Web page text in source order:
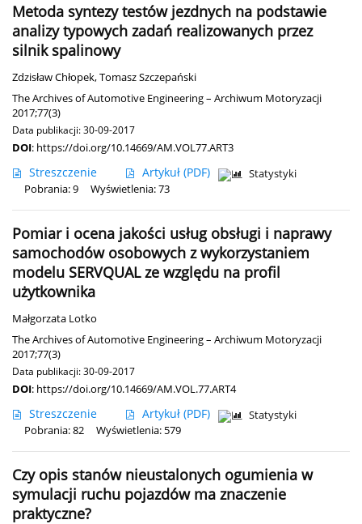
Metoda syntezy testów jezdnych na podstawie
analizy typowych zadań realizowanych przez
silnik spalinowy
Zdzisław Chłopek,Tomasz Szczepański
The Archives of Automotive Engineering – Archiwum Motoryzacji
2017;77(3)
Data publikacji: 30-09-2017
DOI: https://doi.org/10.14669/AM.VOL77.ART3
Streszczenie Artykuł (PDF)
Statystyki
Pobrania: 9
Wyświetlenia: 73
Pomiar i ocena jakości usług obsługi i naprawy
samochodów osobowych z wykorzystaniem
modelu SERVQUAL ze względu na profil
użytkownika
Małgorzata Lotko
The Archives of Automotive Engineering – Archiwum Motoryzacji
2017;77(3)
Data publikacji: 30-09-2017
DOI: https://doi.org/10.14669/AM.VOL.77.ART4
Streszczenie Artykuł (PDF)
Statystyki
Pobrania: 82
Wyświetlenia: 579
Czy opis stanów nieustalonych ogumienia w
symulacji ruchu pojazdów ma znaczenie
praktyczne?